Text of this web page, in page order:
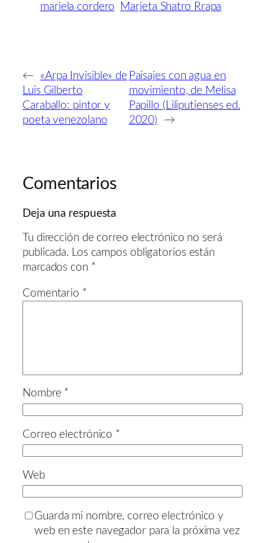
mariela cordero Marjeta Shatro Rrapa
←
«Arpa Invisible» de
Luis Gilberto
Caraballo: pintor y
poeta venezolano
Paisajes con agua en
movimiento, de Melisa
Papillo (Liliputienses ed.
2020)
→
Comentarios
Deja una respuesta
Tu dirección de correo electrónico no será
publicada. Los campos obligatorios están
marcados con *
Comentario *
Nombre *
Correo electrónico *
Web
Guarda mi nombre, correo electrónico y
web en este navegador para la próxima vez